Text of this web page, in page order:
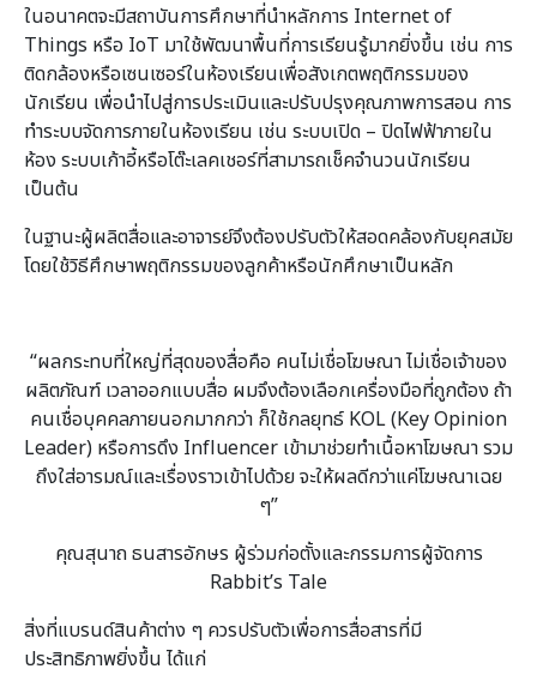
ในอนาคตจะมีสถาบันการศึกษาที่นำหลักการ Internet of
Things หรือ IoT มาใช้พัฒนาพื้นที่การเรียนรู้มากยิ่งขึ้น เช่น การ
ติดกล้องหรือเซนเซอร์ในห้องเรียนเพื่อสังเกตพฤติกรรมของ
นักเรียน เพื่อนำไปสู่การประเมินและปรับปรุงคุณภาพการสอน การ
ทำระบบจัดการภายในห้องเรียน เช่น ระบบเปิด – ปิดไฟฟ้าภายใน
ห้อง ระบบเก้าอี้หรือโต๊ะเลคเชอร์ที่สามารถเช็คจำนวนนักเรียน
เป็นต้น
ในฐานะผู้ผลิตสื่อและอาจารย์จึงต้องปรับตัวให้สอดคล้องกับยุคสมัย
โดยใช้วิธีศึกษาพฤติกรรมของลูกค้าหรือนักศึกษาเป็นหลัก
“ผลกระทบที่ใหญ่ที่สุดของสื่อคือ คนไม่เชื่อโฆษณา ไม่เชื่อเจ้าของ
ผลิตภัณฑ์ เวลาออกแบบสื่อ ผมจึงต้องเลือกเครื่องมือที่ถูกต้อง ถ้า
คนเชื่อบุคคลภายนอกมากกว่า ก็ใช้กลยุทธ์ KOL (Key Opinion
Leader) หรือการดึง Influencer เข้ามาช่วยทำเนื้อหาโฆษณา รวม
ถึงใส่อารมณ์และเรื่องราวเข้าไปด้วย จะให้ผลดีกว่าแค่โฆษณาเฉย
ๆ”
คุณสุนาถ ธนสารอักษร ผู้ร่วมก่อตั้งและกรรมการผู้จัดการ
Rabbit’s Tale
สิ่งที่แบรนด์สินค้าต่าง ๆ ควรปรับตัวเพื่อการสื่อสารที่มี
ประสิทธิภาพยิ่งขึ้น ได้แก่